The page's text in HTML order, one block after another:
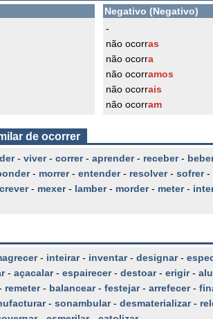
Negativo (Negativo)
-
não ocorras
não ocorra
não ocorramos
não ocorrais
não ocorram
de ocorrer
- viver- correr- aprender- receber-
- morrer- entender- resolver- sofrer-
- mexer- lamber- morder- meter-
- inteirar- inventar- designar-
- açacalar- espairecer- destoar- erigir-
remeter- balancear- festejar- arrefecer-
- sonambular- desmaterializar-